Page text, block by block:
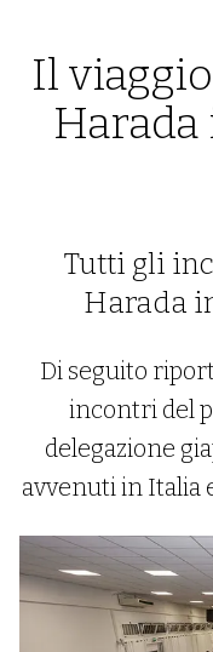
Il
Tutti gli
Harada
Di seguito
incontri del
delegazione
avvenuti in Italia